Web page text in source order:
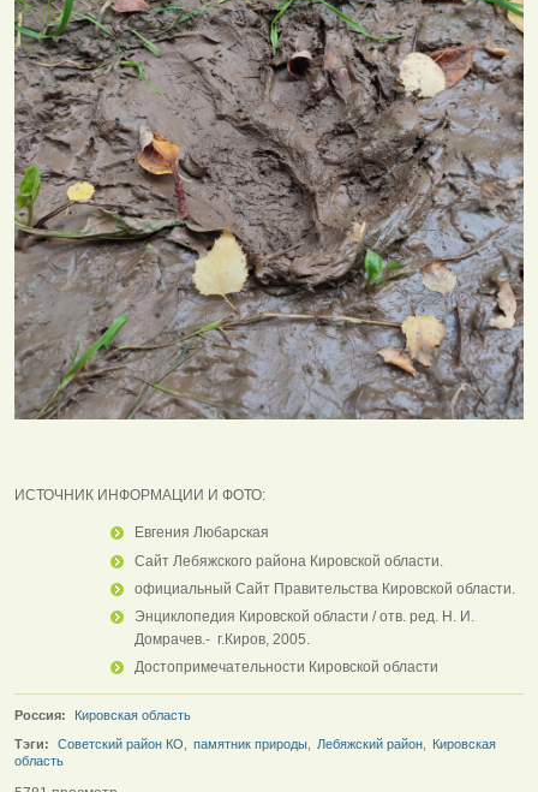
ИСТОЧНИК ИНФОРМАЦИИ И ФОТО:
Евгения Любарская
Сайт Лебяжского района Кировской области.
официальный Сайт Правительства Кировской области.
Энциклопедия Кировской области / отв. ред. Н. И.
Домрачев.- г.Киров, 2005.
Достопримечательности Кировской области
Россия:
Кировская область
Тэги:
Советский район КО памятник природы Лебяжский район
Кировская
область